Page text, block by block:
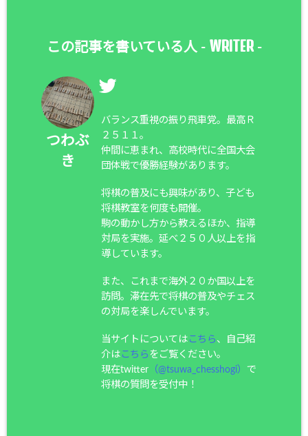
この記事を書いている人 - WRITER-
つわぶ
き
バランス重視の振り飛車党。最高Ｒ
２５１１。
仲間に恵まれ、高校時代に全国大会
団体戦で優勝経験があります。
将棋の普及にも興味があり、子ども
将棋教室を何度も開催。
駒の動かし方から教えるほか、指導
対局を実施。延べ２５０人以上を指
導しています。
また、これまで海外２０か国以上を
訪問。滞在先で将棋の普及やチェス
の対局を楽しんでいます。
当サイトについてはこちら 、自己紹
介はこちら をご覧ください。
現在twitter（@tsuwa_chesshogi） で
将棋の質問を受付中！